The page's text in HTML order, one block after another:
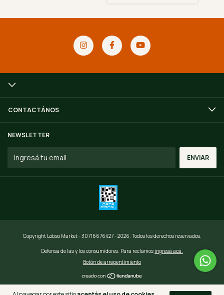
CONTACTÁNOS
NEWSLETTER
Copyright Lobso Market - 30716676427 - 2026. Todos los derechos reservados.
Defensa de las y los consumidores. Para reclamos ingresá acá.
Botón de arrepentimiento